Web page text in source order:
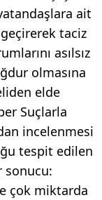
ait
taciz
asılsız
olmasına
elde
Suçlarla
incelenmesi
tespit edilen
sonucu:
çok miktarda